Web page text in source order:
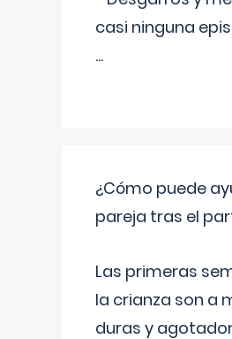
casi ninguna
...
¿Cómo puede
pareja tras el
Las primeras
la crianza son a
duras y